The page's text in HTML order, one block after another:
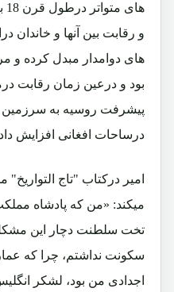
و رقابت بین آنها و خاندان
های دوامدار مبدل کرده و
بود و درعین زمان رقابت
پیشرفت روسیه به سرزمین
درساحات افغانی افزایش
امیر درکتاب "تاج
میکند: «من که پادشاه
تخت سلطنت دچار این
سکونت نداشتم، چرا که
اجدادی من بود، لشکر